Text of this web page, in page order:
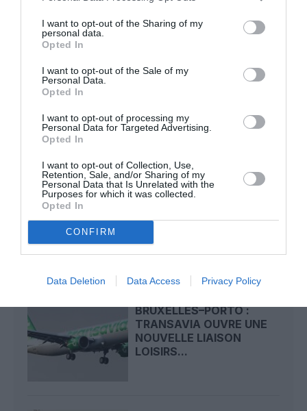
I want to opt-out of the Sharing of my
personal data.
Opted In
I want to opt-out of the Sale of my
Personal Data.
Opted In
I want to opt-out of processing my
Personal Data for Targeted Advertising.
Opted In
I want to opt-out of Collection, Use,
Retention, Sale, and/or Sharing of my
Personal Data that Is Unrelated with the
Purposes for which it was collected.
Opted In
CONFIRM
Data Deletion Data Access Privacy Policy
NDRa commenté l'article :
Contrôles aux frontières entre l’Espagne et l’Italie : des
arrivées plus longues, des correspondances à risque
Serge13a commenté l'article :
Flynas ouvre une ligne directe entre Médine et
Bruxelles
Marrakech
LIRE AUSSI
BRUXELLES–PORTO :
TRANSAVIA OUVRE UNE
NOUVELLE LIAISON
LOISIRS...